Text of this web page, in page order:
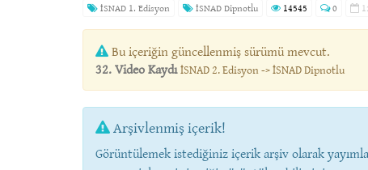
İSNAD 1. Edisyon İSNAD Dipnotlu 14545 0
Bu içeriğin güncellenmiş sürümü mevcut.
32. Video Kaydı İSNAD 2. Edisyon -> İSNAD Dipnotlu
Arşivlenmiş içerik!
Görüntülemek istediğiniz içerik arşiv olarak